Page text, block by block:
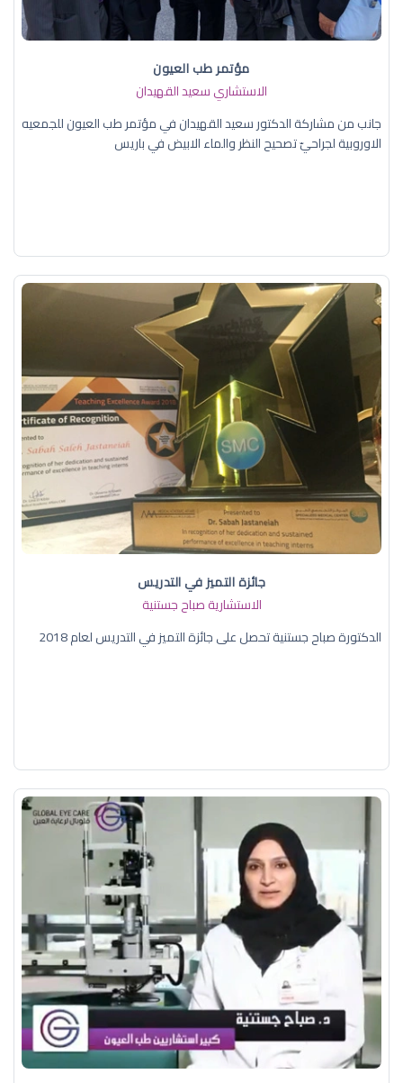
مؤتمر طب العيون
الاستشاري سعيد القهيدان
جانب من مشاركة الدكتور سعيد القهيدان في مؤتمر طب العيون للجمعيه
الاوروبية لجراحيّ تصحيح النظر والماء الابيض في باريس
جائزة التميز في التدريس
الاستشارية صباح جستنية
الدكتورة صباح جستنية تحصل على جائزة التميز في التدريس لعام 2018